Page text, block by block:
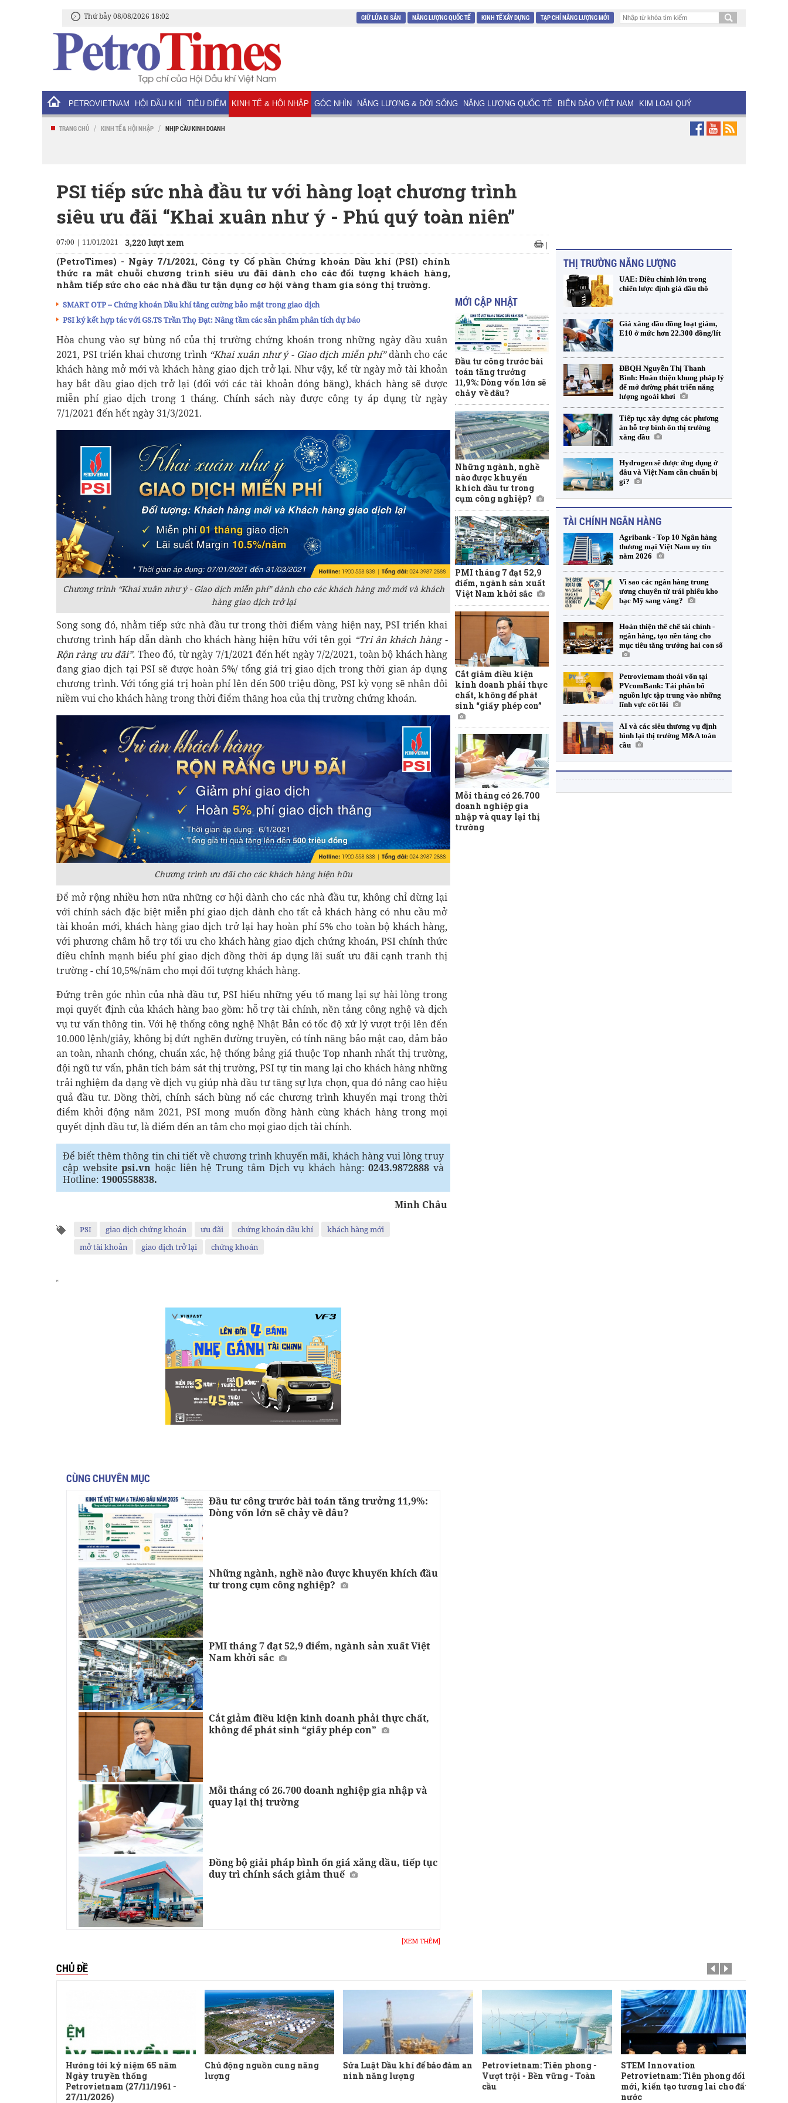
Thứ bảy 08/08/2026 18:02 GIỮ LỬA DI SẢN NĂNG LƯỢNG QUỐC TẾ KINH TẾ XÂY DỰNG TẠP CHÍ NĂNG LƯỢNG MỚI
PETROVIETNAM HỘI DẦU KHÍ TIÊU ĐIỂM KINH TẾ & HỘI NHẬP GÓC NHÌN NĂNG LƯỢNG & ĐỜI SỐNG NĂNG LƯỢNG QUỐC TẾ BIỂN ĐẢO VIỆT NAM KIM LOẠI QUÝ
TRANG CHỦ / KINH TẾ & HỘI NHẬP / NHỊP CẦU KINH DOANH
PSI tiếp sức nhà đầu tư với hàng loạt chương trình
siêu ưu đãi “Khai xuân như ý - Phú quý toàn niên”
07:00 | 11/01/2021 3,220 lượt xem |
(PetroTimes) - Ngày 7/1/2021, Công ty Cổ phần Chứng khoán Dầu khí (PSI) chính
thức ra mắt chuỗi chương trình siêu ưu đãi dành cho các đối tượng khách hàng,
nhằm tiếp sức cho các nhà đầu tư tận dụng cơ hội vàng tham gia sóng thị trường.
SMART OTP – Chứng khoán Dầu khí tăng cường bảo mật trong giao dịch
PSI ký kết hợp tác với GS.TS Trần Thọ Đạt: Nâng tầm các sản phẩm phân tích dự báo
Hòa chung vào sự bùng nổ của thị trường chứng khoán trong những ngày đầu xuân
2021, PSI triển khai chương trình “Khai xuân như ý - Giao dịch miễn phí”dành cho các
khách hàng mở mới và khách hàng giao dịch trở lại. Như vậy, kể từ ngày mở tài khoản
hay bắt đầu giao dịch trở lại (đối với các tài khoản đóng băng), khách hàng sẽ được
miễn phí giao dịch trong 1 tháng. Chính sách này được công ty áp dụng từ ngày
7/1/2021 đến hết ngày 31/3/2021.
Chương trình “Khai xuân như ý - Giao dịch miễn phí” dành cho các khách hàng mở mới và khách
hàng giao dịch trở lại
Song song đó, nhằm tiếp sức nhà đầu tư trong thời điểm vàng hiện nay, PSI triển khai
chương trình hấp dẫn dành cho khách hàng hiện hữu với tên gọi “Tri ân khách hàng -
Rộn ràng ưu đãi”. Theo đó, từ ngày 7/1/2021 đến hết ngày 7/2/2021, toàn bộ khách hàng
đang giao dịch tại PSI sẽ được hoàn 5%/ tổng giá trị giao dịch trong thời gian áp dụng
chương trình. Với tổng giá trị hoàn phí lên đến 500 triệu đồng, PSI kỳ vọng sẽ nhân đôi
niềm vui cho khách hàng trong thời điểm thăng hoa của thị trường chứng khoán.
Chương trình ưu đãi cho các khách hàng hiện hữu
Để mở rộng nhiều hơn nữa những cơ hội dành cho các nhà đầu tư, không chỉ dừng lại
với chính sách đặc biệt miễn phí giao dịch dành cho tất cả khách hàng có nhu cầu mở
tài khoản mới, khách hàng giao dịch trở lại hay hoàn phí 5% cho toàn bộ khách hàng,
với phương châm hỗ trợ tối ưu cho khách hàng giao dịch chứng khoán, PSI chính thức
điều chỉnh mạnh biểu phí giao dịch đồng thời áp dụng lãi suất ưu đãi cạnh tranh thị
trường - chỉ 10,5%/năm cho mọi đối tượng khách hàng.
Đứng trên góc nhìn của nhà đầu tư, PSI hiểu những yếu tố mang lại sự hài lòng trong
mọi quyết định của khách hàng bao gồm: hỗ trợ tài chính, nền tảng công nghệ và dịch
vụ tư vấn thông tin. Với hệ thống công nghệ Nhật Bản có tốc độ xử lý vượt trội lên đến
10.000 lệnh/giây, không bị đứt nghẽn đường truyền, có tính năng bảo mật cao, đảm bảo
an toàn, nhanh chóng, chuẩn xác, hệ thống bảng giá thuộc Top nhanh nhất thị trường,
đội ngũ tư vấn, phân tích bám sát thị trường, PSI tự tin mang lại cho khách hàng những
trải nghiệm đa dạng về dịch vụ giúp nhà đầu tư tăng sự lựa chọn, qua đó nâng cao hiệu
quả đầu tư. Đồng thời, chính sách bùng nổ các chương trình khuyến mại trong thời
điểm khởi động năm 2021, PSI mong muốn đồng hành cùng khách hàng trong mọi
quyết định đầu tư, là điểm đến an tâm cho mọi giao dịch tài chính.
Để biết thêm thông tin chi tiết về chương trình khuyến mãi, khách hàng vui lòng truy
cập websitepsi.vn hoặc liên hệ Trung tâm Dịch vụ khách hàng:0243.9872888 và
Hotline: 1900558838.
Minh Châu
PSI giao dịch chứng khoán ưu đãi chứng khoán dầu khí
khách hàng mới
mở tài khoản
giao dịch trở lại chứng khoán
CÙNG CHUYÊN MỤC
Đầu tư công trước bài toán tăng trưởng 11,9%:
Dòng vốn lớn sẽ chảy về đâu?
Những ngành, nghề nào được khuyến khích đầu
tư trong cụm công nghiệp?
PMI tháng 7 đạt 52,9 điểm, ngành sản xuất Việt
Nam khởi sắc
Cắt giảm điều kiện kinh doanh phải thực chất,
không để phát sinh “giấy phép con”
Mỗi tháng có 26.700 doanh nghiệp gia nhập và
quay lại thị trường
Đồng bộ giải pháp bình ổn giá xăng dầu, tiếp tục
duy trì chính sách giảm thuế
[XEM THÊM]
MỚI CẬP NHẬT
Đầu tư công trước bài
toán tăng trưởng
11,9%: Dòng vốn lớn sẽ
chảy về đâu?
Những ngành, nghề
nào được khuyến
khích đầu tư trong
cụm công nghiệp?
PMI tháng 7 đạt 52,9
điểm, ngành sản xuất
Việt Nam khởi sắc
Cắt giảm điều kiện
kinh doanh phải thực
chất, không để phát
sinh “giấy phép con”
Mỗi tháng có 26.700
doanh nghiệp gia
nhập và quay lại thị
trường
THỊ TRƯỜNG NĂNG LƯỢNG
UAE: Điều chỉnh lớn trong
chiến lược định giá dầu thô
Giá xăng dầu đồng loạt giảm,
E10 ở mức hơn 22.300 đồng/lít
ĐBQH Nguyễn Thị Thanh
Bình: Hoàn thiện khung pháp lý
để mở đường phát triển năng
lượng ngoài khơi
Tiếp tục xây dựng các phương
án hỗ trợ bình ổn thị trường
xăng dầu
Hydrogen sẽ được ứng dụng ở
đâu và Việt Nam cần chuẩn bị
gì?
TÀI CHÍNH NGÂN HÀNG
Agribank - Top 10 Ngân hàng
thương mại Việt Nam uy tín
năm 2026
Vì sao các ngân hàng trung
ương chuyển từ trái phiếu kho
bạc Mỹ sang vàng?
Hoàn thiện thể chế tài chính -
ngân hàng, tạo nền tảng cho
mục tiêu tăng trưởng hai con số
Petrovietnam thoái vốn tại
PVcomBank: Tái phân bổ
nguồn lực tập trung vào những
lĩnh vực cốt lõi
AI và các siêu thương vụ định
hình lại thị trường M&A toàn
cầu
CHỦ ĐỀ
Hướng tới kỷ niệm 65 năm
Ngày truyền thống
Petrovietnam (27/11/1961 -
27/11/2026)
Chủ động nguồn cung năng
lượng
Sửa Luật Dầu khí để bảo đảm an
ninh năng lượng
Petrovietnam: Tiên phong -
Vượt trội - Bền vững - Toàn
cầu
STEM Innovation
Petrovietnam: Tiên phong đổi
mới, kiến tạo tương lai cho đất
nước